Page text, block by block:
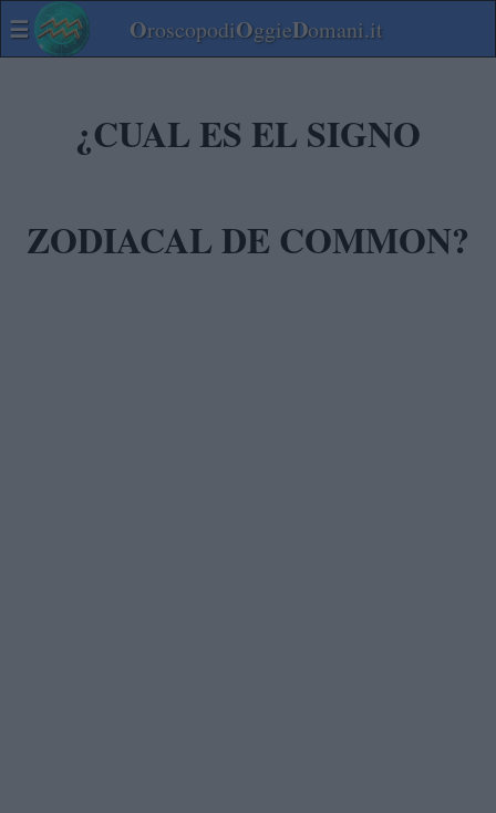
☰ OroscopodiOggieDomani.it
¿CUAL ES EL SIGNO
ZODIACAL DE COMMON?